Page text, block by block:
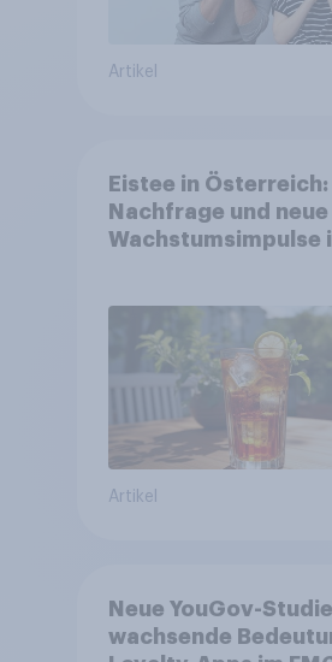
Artikel
Eistee in
Nachfrage und neue
Wachstumsimpulse
Artikel
Neue YouGov-
wachsende